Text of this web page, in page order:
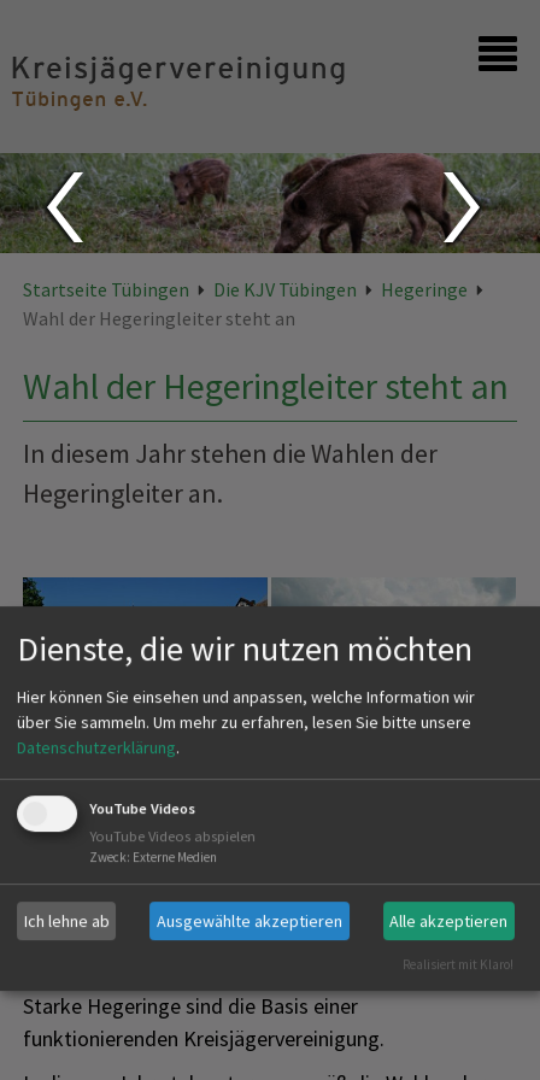
Kontakt
Startseite Tübingen Die KJV Tübingen
Hegeringe
Wahl der Hegeringleiter steht an
Wahl der Hegeringleiter steht an
In diesem Jahr stehen die Wahlen der
Hegeringleiter an.
Starke Hegeringe sind die Basis einer
funktionierenden Kreisjägervereinigung.
Dienste, die wir nutzen möchten
Hier können Sie einsehen und anpassen, welche Information wir
über Sie sammeln. Um mehr zu erfahren, lesen Sie bitte unsere
Datenschutzerklärung.
YouTube Videos
YouTube Videos abspielen
Zweck: Externe Medien
Ich lehne ab Ausgewählte akzeptieren Alle akzeptieren
Realisiert mit Klaro!